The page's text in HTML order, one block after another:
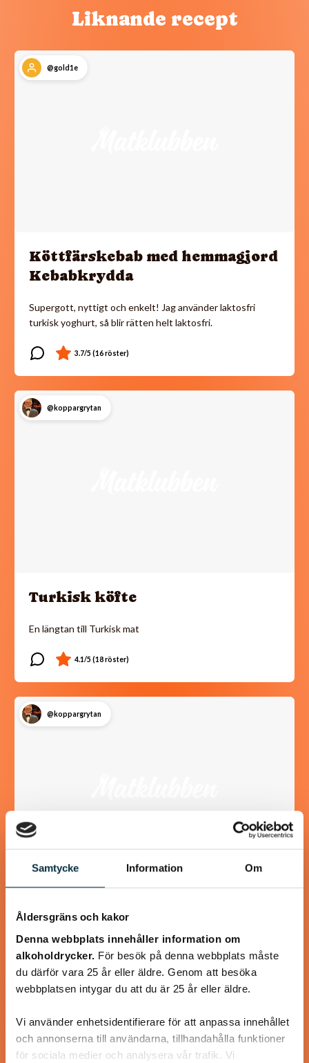
Samtycke Information Om
Åldersgräns och kakor
Denna webbplats innehåller information om
alkoholdrycker. För besök på denna webbplats måste
du därför vara 25 år eller äldre. Genom att besöka
webbplatsen intygar du att du är 25 år eller äldre.
Vi använder enhetsidentifierare för att anpassa innehållet
och annonserna till användarna, tillhandahålla funktioner
för sociala medier och analysera vår trafik. Vi
Liknande recept
@gold1e
Köttfärskebab med hemmagjord
Kebabkrydda
Supergott, nyttigt och enkelt! Jag använder laktosfri
turkisk yoghurt, så blir rätten helt laktosfri.
@koppargrytan
Turkisk köfte
En längtan till Turkisk mat
@koppargrytan
lufttorkad skinka
Svecia, paprika och lufttorkad skinka lyfter våfflorna till
oanade höjder! Våffelsmet och tillbehör kan göras i förväg.
@koppargrytan